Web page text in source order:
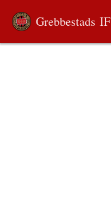
Grebbestads IF